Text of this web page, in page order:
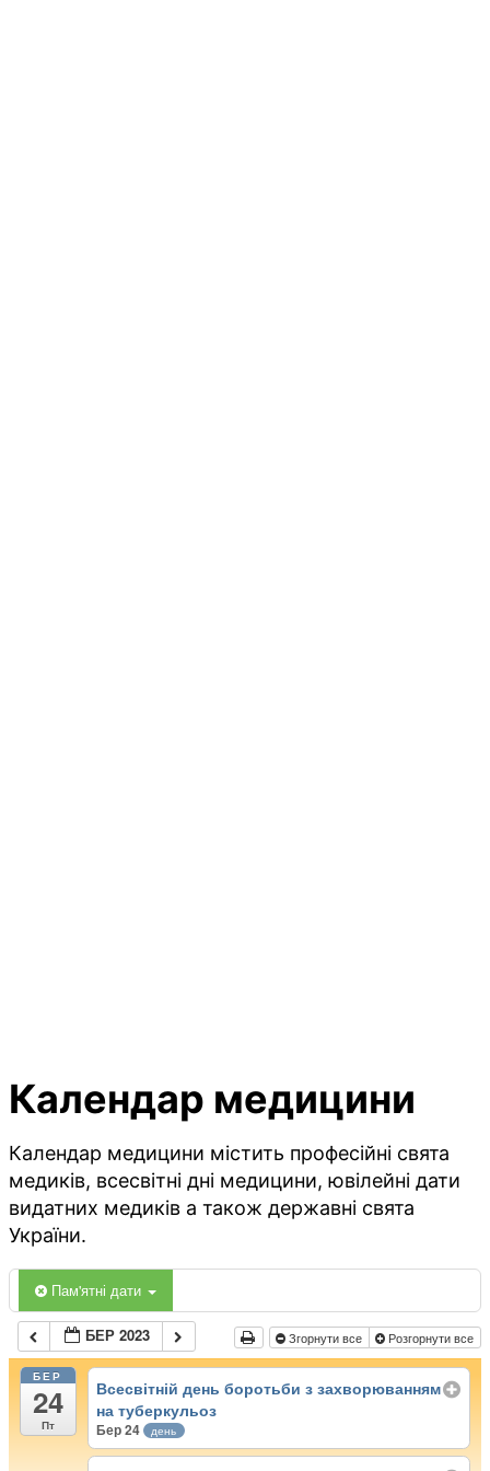
Календар медицини
Календар медицини містить професійні свята
медиків, всесвітні дні медицини, ювілейні дати
видатних медиків а також державні свята
України.
Пам'ятні дати
БЕР 2023 Згорнути все Розгорнути все
БЕР
24
Пт
Всесвітній день боротьби з захворюванням
на туберкульоз
Бер 24 день